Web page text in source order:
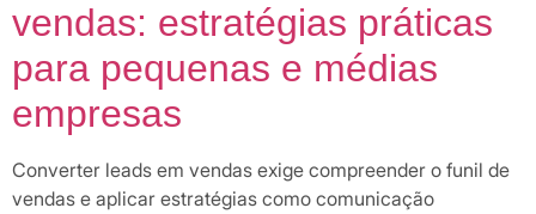
vendas: estratégias práticas
para pequenas e médias
empresas
Converter leads em vendas exige compreender o funil de
vendas e aplicar estratégias como comunicação